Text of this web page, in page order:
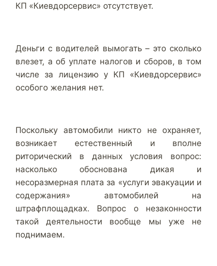
КП «Киевдорсервис» отсутствует.
Деньги с водителей вымогать – это сколько
влезет, а об уплате налогов и сборов, в том
числе за лицензию у КП «Киевдорсервис»
особого желания нет.
Поскольку автомобили никто не охраняет,
возникает естественный и вполне
риторический в данных условия вопрос:
насколько обоснована дикая и
несоразмерная плата за «услуги эвакуации и
содержания» автомобилей на
штрафплощадках. Вопрос о незаконности
такой деятельности вообще мы уже не
поднимаем.